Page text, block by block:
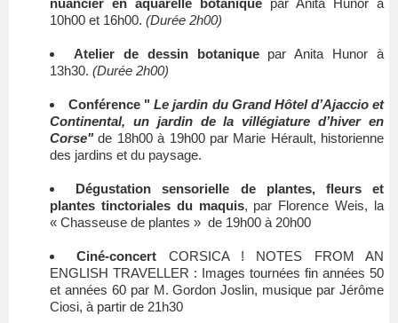
10h00 et 16h00. (Durée 2h00)
Atelier de dessin botaniquepar Anita Hunor à
13h30. (Durée 2h00)
Conférence "Le jardin du Grand Hôtel d’Ajaccio et
Continental, un jardin de la villégiature d’hiver en
Corse"de 18h00 à 19h00 par Marie Hérault, historienne
des jardins et du paysage.
Dégustation sensorielle de plantes, fleurs et
plantes tinctoriales du maquis, par Florence Weis, la
« Chasseuse de plantes » de 19h00 à 20h00
Ciné-concert CORSICA ! NOTES FROM AN
ENGLISH TRAVELLER : Images tournées fin années 50
et années 60 par M. Gordon Joslin, musique par Jérôme
Ciosi, à partir de 21h30